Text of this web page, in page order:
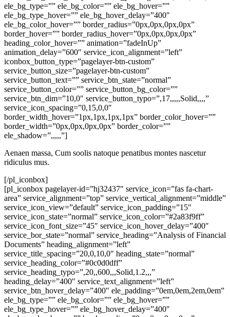
ele_bg_type=”” ele_bg_color=”” ele_bg_hover=””
ele_bg_type_hover=”” ele_bg_hover_delay=”400″
ele_bg_color_hover=”” border_radius=”0px,0px,0px,0px”
border_hover=”” border_radius_hover=”0px,0px,0px,0px”
heading_color_hover=”” animation=”fadeInUp”
animation_delay=”600″ service_icon_alignment=”left”
iconbox_button_type=”pagelayer-btn-custom”
service_button_size=”pagelayer-btn-custom”
service_button_text=”” service_btn_state=”normal”
service_button_color=”” service_button_bg_color=””
service_btn_dim=”10,0″ service_button_typo=”,17,,,,,Solid,,,,”
service_icon_spacing=”0,15,0,0″
border_width_hover=”1px,1px,1px,1px” border_color_hover=””
border_width=”0px,0px,0px,0px” border_color=””
ele_shadow=”,,,,,”]
Aenaen massa, Cum soolis natoque penatibus montes nascetur
ridiculus mus.
[/pl_iconbox]
[pl_iconbox pagelayer-id=”hj32437″ service_icon=”fas fa-chart-
area” service_alignment=”top” service_vertical_alignment=”middle”
service_icon_view=”default” service_icon_padding=”15″
service_icon_state=”normal” service_icon_color=”#2a83f9ff”
service_icon_font_size=”45″ service_icon_hover_delay=”400″
service_bor_state=”normal” service_heading=”Analysis of Financial
Documents” heading_alignment=”left”
service_title_spacing=”20,0,10,0″ heading_state=”normal”
service_heading_color=”#0c0d0dff”
service_heading_typo=”,20,,600,,,Solid,1.2,,,”
heading_delay=”400″ service_text_alignment=”left”
service_btn_hover_delay=”400″ ele_padding=”0em,0em,2em,0em”
ele_bg_type=”” ele_bg_color=”” ele_bg_hover=””
ele_bg_type_hover=”” ele_bg_hover_delay=”400″